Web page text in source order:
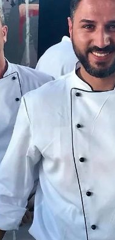
ansehen